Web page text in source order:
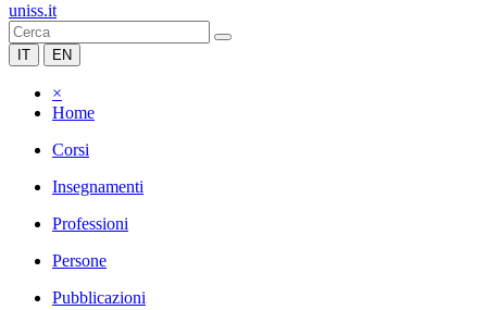
uniss.it
IT EN
×
Home
Corsi
Insegnamenti
Professioni
Persone
Pubblicazioni